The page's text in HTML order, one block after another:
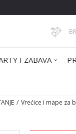
I ZABAVA
Vrećice i mape za